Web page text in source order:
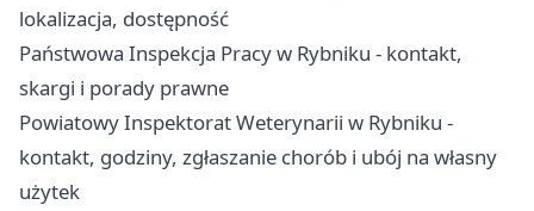
lokalizacja, dostępność
Państwowa Inspekcja Pracy w Rybniku - kontakt,
skargi i porady prawne
Powiatowy Inspektorat Weterynarii w Rybniku -
kontakt, godziny, zgłaszanie chorób i ubój na własny
użytek